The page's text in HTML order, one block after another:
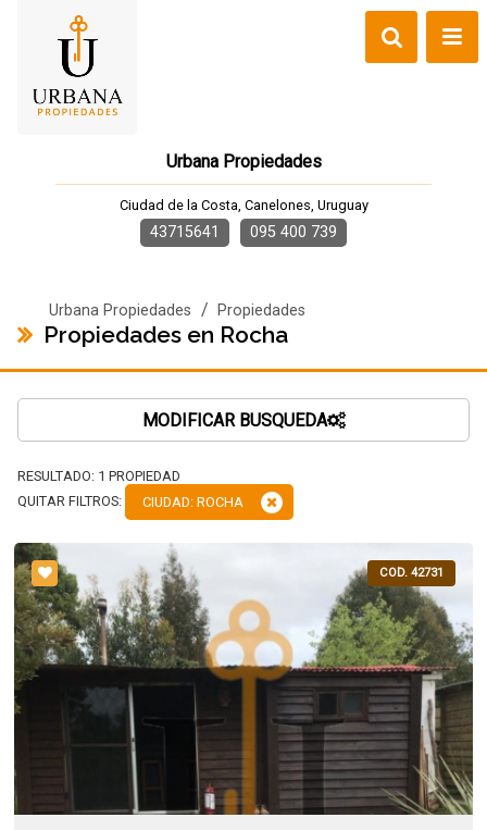
Urbana Propiedades
Ciudad de la Costa, Canelones, Uruguay
43715641 095 400 739
Urbana Propiedades / Propiedades
Propiedades en Rocha
MODIFICAR BUSQUEDA
RESULTADO: 1 PROPIEDAD
QUITAR FILTROS:
CIUDAD: ROCHA
COD. 42731